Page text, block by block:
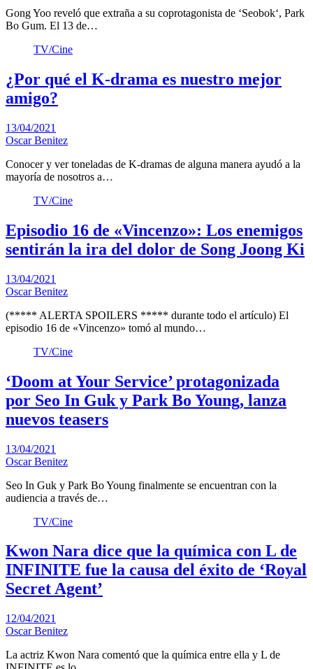
Gong Yoo reveló que extraña a su coprotagonista de ‘Seobok‘, Park
Bo Gum. El 13 de…
TV/Cine
¿Por qué el K-drama es nuestro mejor
amigo?
13/04/2021
Oscar Benitez
Conocer y ver toneladas de K-dramas de alguna manera ayudó a la
mayoría de nosotros a…
TV/Cine
Episodio 16 de «Vincenzo»: Los enemigos
sentirán la ira del dolor de Song Joong Ki
13/04/2021
Oscar Benitez
(***** ALERTA SPOILERS ***** durante todo el artículo) El
episodio 16 de «Vincenzo» tomó al mundo…
TV/Cine
‘Doom at Your Service’ protagonizada
por Seo In Guk y Park Bo Young, lanza
nuevos teasers
13/04/2021
Oscar Benitez
Seo In Guk y Park Bo Young finalmente se encuentran con la
audiencia a través de…
TV/Cine
Kwon Nara dice que la química con L de
INFINITE fue la causa del éxito de ‘Royal
Secret Agent’
12/04/2021
Oscar Benitez
La actriz Kwon Nara comentó que la química entre ella y L de